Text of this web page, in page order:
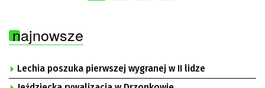
najnowsze
Lechia poszuka pierwszej wygranej w II lidze